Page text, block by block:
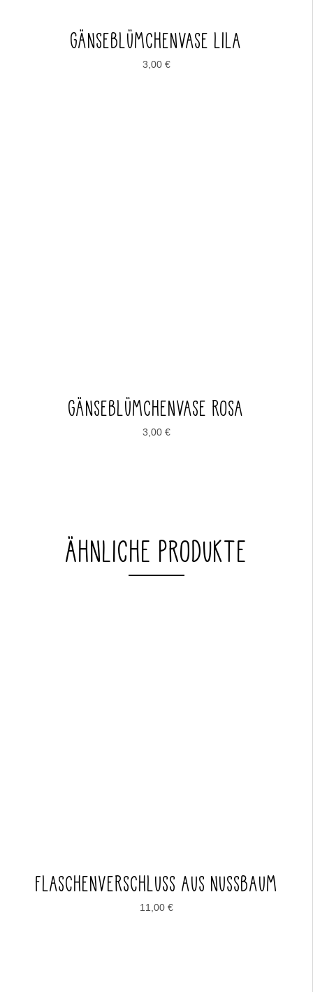
GÄNSEBLÜMCHENVASE LILA
3,00 €
GÄNSEBLÜMCHENVASE ROSA
3,00 €
ÄHNLICHE PRODUKTE
FLASCHENVERSCHLUSS AUS NUSSBAUM
11,00 €